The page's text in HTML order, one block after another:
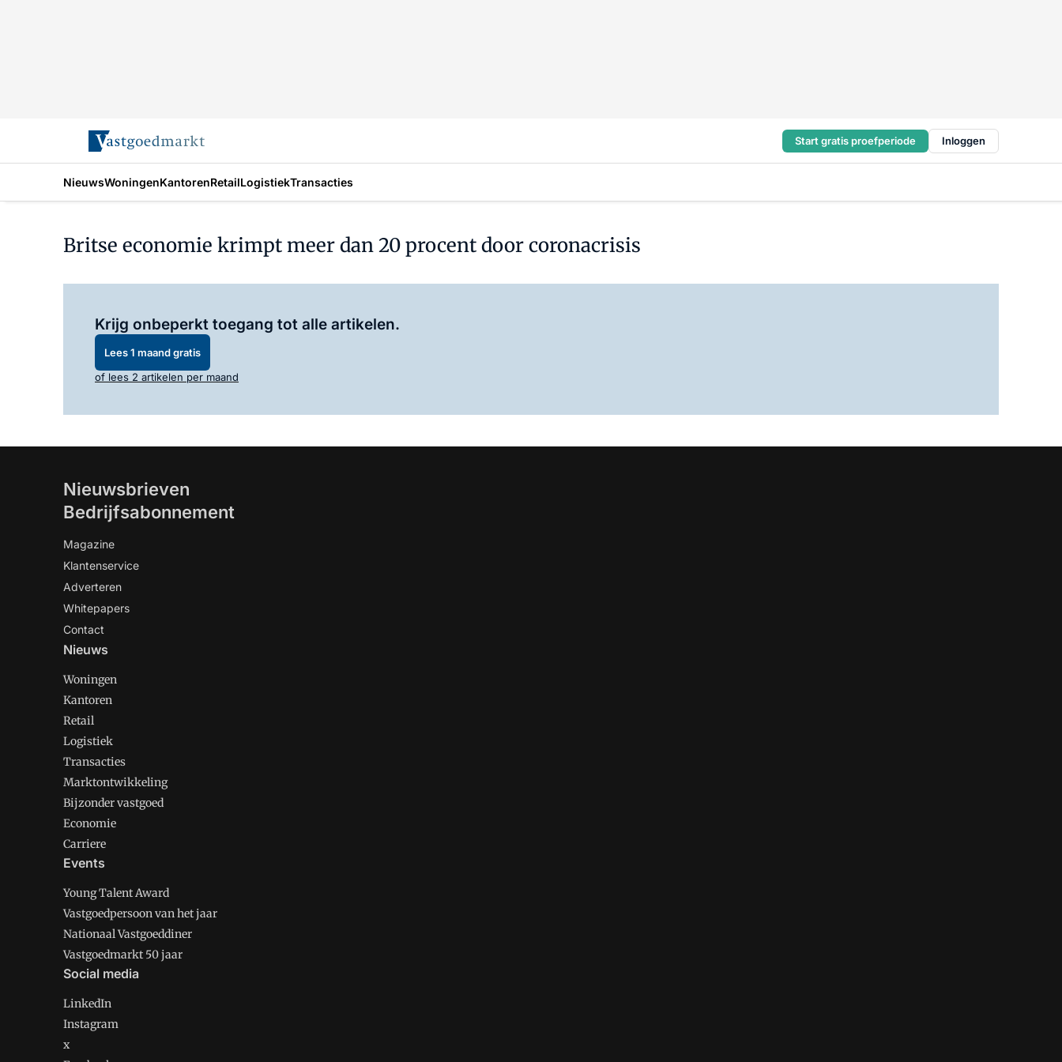
Start gratis proefperiode Inloggen
NieuwsWoningenKantorenRetailLogistiekTransacties
Britse economie krimpt meer dan 20 procent door coronacrisis
Krijg onbeperkt toegang tot alle artikelen.
Lees 1 maand gratis
of lees 2 artikelen per maand
Nieuwsbrieven
Bedrijfsabonnement
Magazine
Klantenservice
Adverteren
Whitepapers
Contact
Nieuws
Woningen
Kantoren
Retail
Logistiek
Transacties
Marktontwikkeling
Bijzonder vastgoed
Economie
Carriere
Events
Young Talent Award
Vastgoedpersoon van het jaar
Nationaal Vastgoeddiner
Vastgoedmarkt 50 jaar
Social media
LinkedIn
Instagram
x